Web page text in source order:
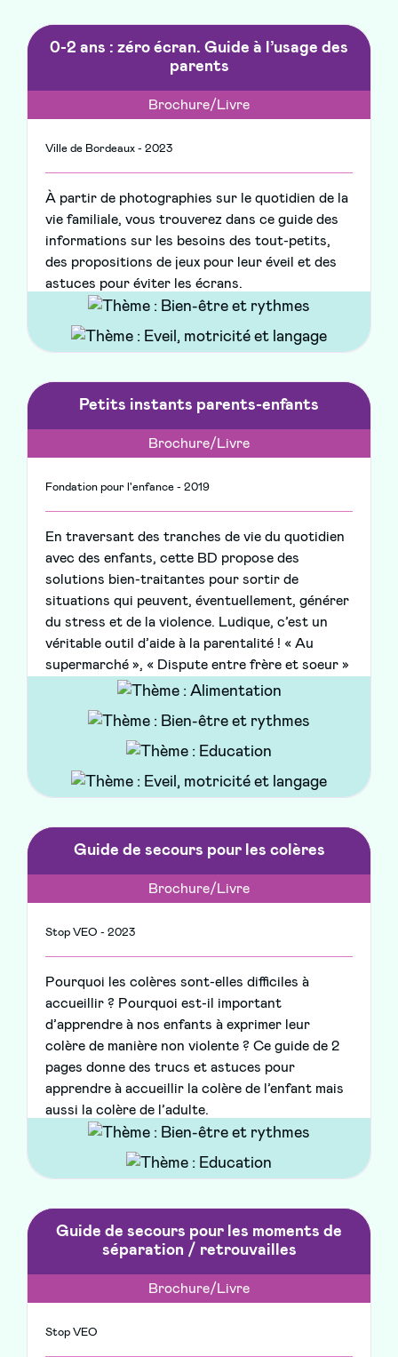
0-2 ans : zéro écran. Guide à l’usage des
parents
Brochure/Livre
Ville de Bordeaux - 2023
À partir de photographies sur le quotidien de la
vie familiale, vous trouverez dans ce guide des
informations sur les besoins des tout-petits,
des propositions de jeux pour leur éveil et des
astuces pour éviter les écrans.
Petits instants parents-enfants
Brochure/Livre
Fondation pour l'enfance - 2019
En traversant des tranches de vie du quotidien
avec des enfants, cette BD propose des
solutions bien-traitantes pour sortir de
situations qui peuvent, éventuellement, générer
du stress et de la violence. Ludique, c’est un
véritable outil d’aide à la parentalité ! « Au
supermarché », « Dispute entre frère et soeur »
ou encore « L’heure de dormir », les situations
proposées sont vécues par tous les parents à
un moment donné.
Guide de secours pour les colères
Brochure/Livre
Stop VEO - 2023
Pourquoi les colères sont-elles difficiles à
accueillir ? Pourquoi est-il important
d’apprendre à nos enfants à exprimer leur
colère de manière non violente ? Ce guide de 2
pages donne des trucs et astuces pour
apprendre à accueillir la colère de l’enfant mais
aussi la colère de l’adulte.
Guide de secours pour les moments de
séparation / retrouvailles
Brochure/Livre
Stop VEO